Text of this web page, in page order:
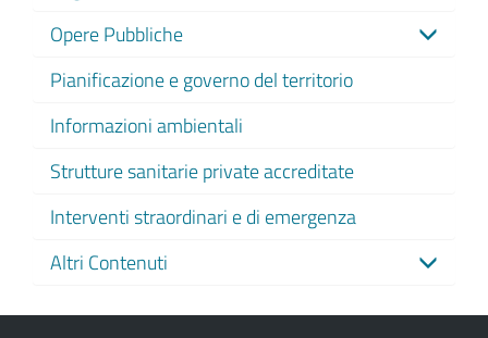
Opere Pubbliche
Pianificazione e governo del territorio
Informazioni ambientali
Strutture sanitarie private accreditate
Interventi straordinari e di emergenza
Altri Contenuti